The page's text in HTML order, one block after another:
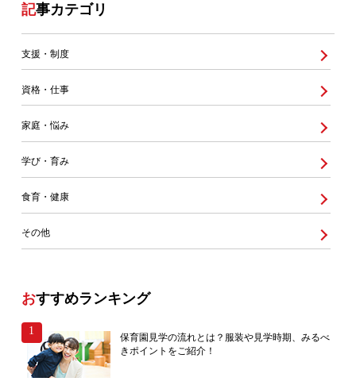
記事カテゴリ
支援・制度
資格・仕事
家庭・悩み
学び・育み
食育・健康
その他
おすすめランキング
保育園見学の流れとは？服装や見学時期、みるべ
きポイントをご紹介！